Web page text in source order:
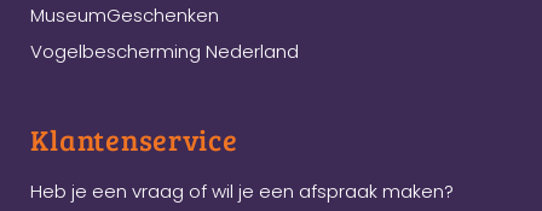
MuseumGeschenken
Vogelbescherming Nederland
Klantenservice
Heb je een vraag of wil je een afspraak maken?